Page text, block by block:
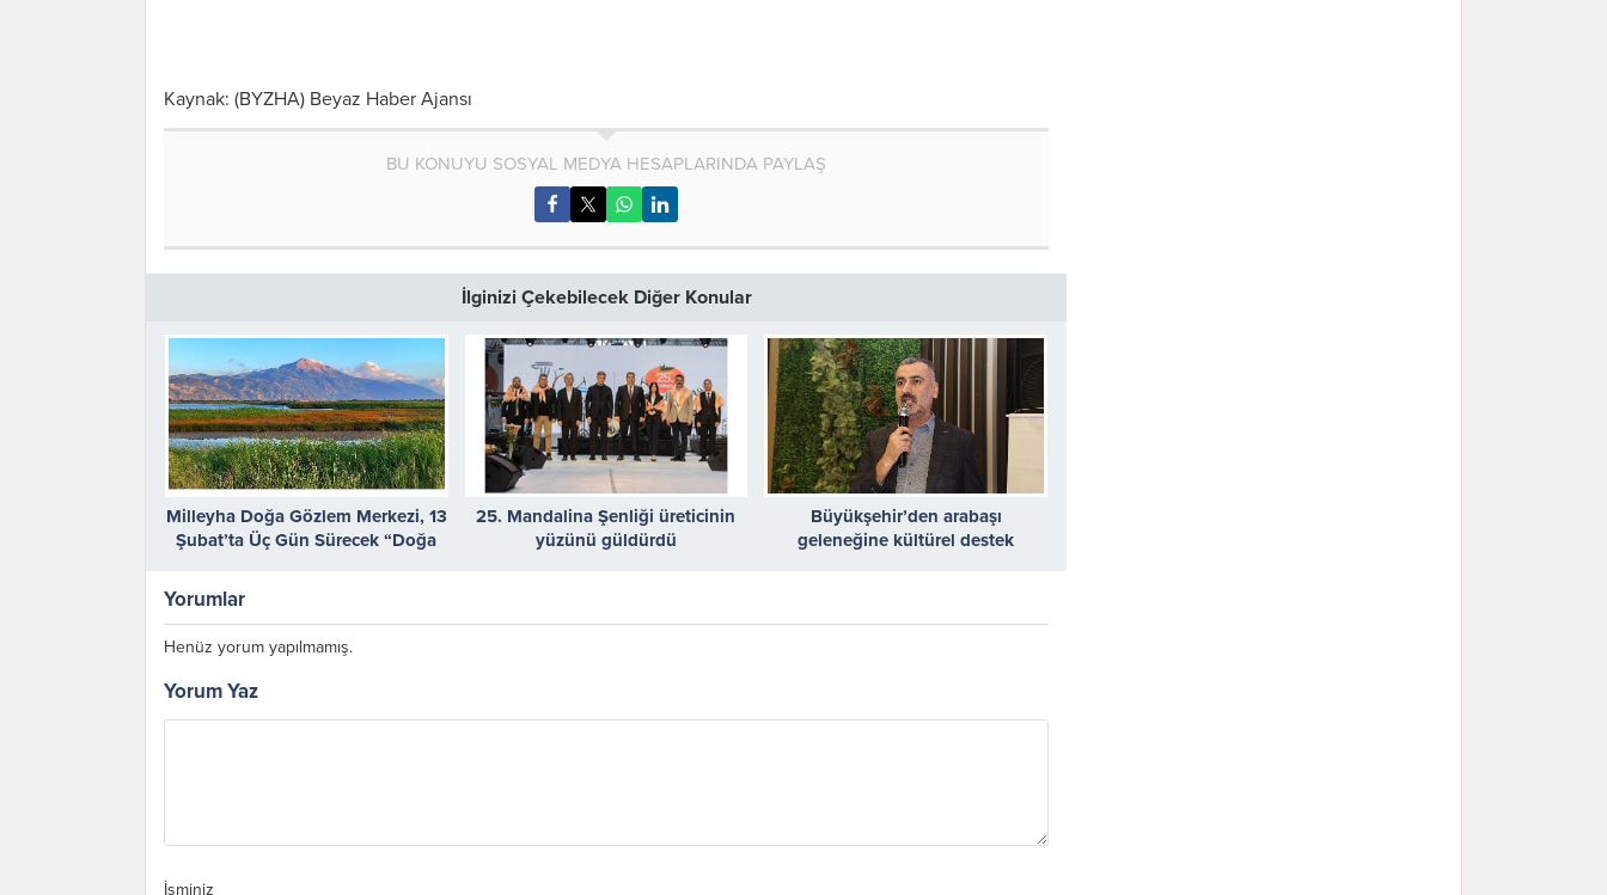
Kaynak: (BYZHA) Beyaz Haber Ajansı
BU KONUYU SOSYAL MEDYA HESAPLARINDA PAYLAŞ
İlginizi Çekebilecek Diğer Konular
Milleyha Doğa Gözlem Merkezi, 13
Şubat’ta Üç Gün Sürecek “Doğa
25. Mandalina Şenliği üreticinin
yüzünü güldürdü
Büyükşehir’den arabaşı
geleneğine kültürel destek
Yorumlar
Henüz yorum yapılmamış.
Yorum Yaz
İsminiz